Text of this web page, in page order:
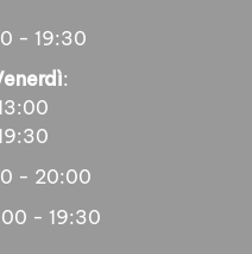
- 19:30
:
- 20:00
- 19:30